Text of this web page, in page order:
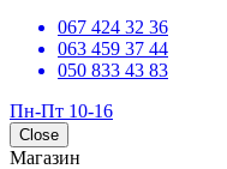
067 424 32 36
063 459 37 44
050 833 43 83
Пн-Пт 10-16
Close
Магазин